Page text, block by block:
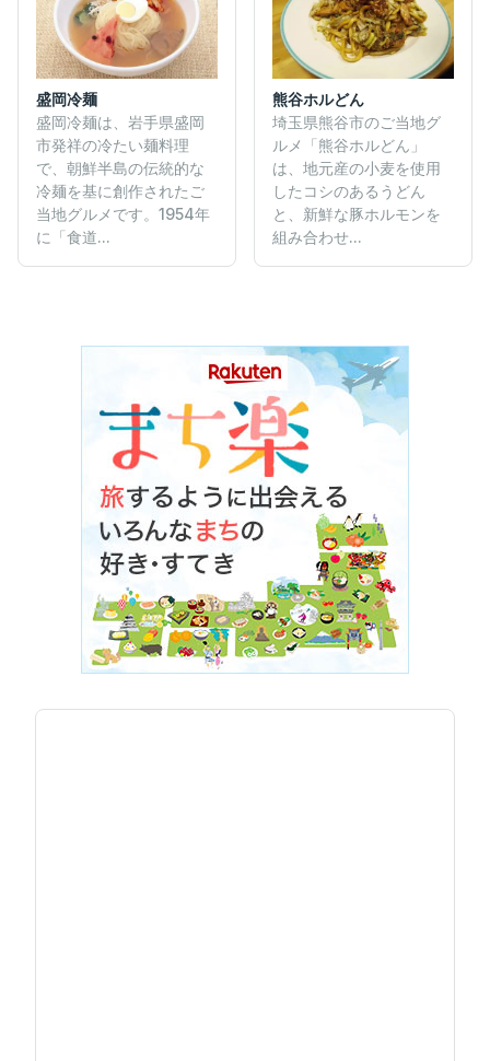
盛岡冷麺
盛岡冷麺は、岩手県盛岡
市発祥の冷たい麺料理
で、朝鮮半島の伝統的な
冷麺を基に創作されたご
当地グルメです。1954年
に「食道...
熊谷ホルどん
埼玉県熊谷市のご当地グ
ルメ「熊谷ホルどん」
は、地元産の小麦を使用
したコシのあるうどん
と、新鮮な豚ホルモンを
組み合わせ...